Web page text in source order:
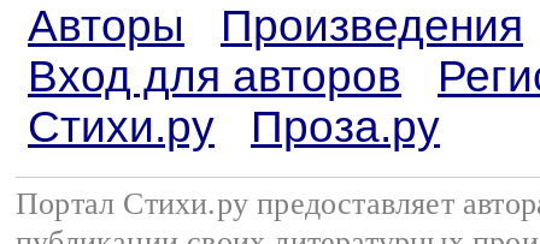
Авторы
Произведения
Вход для авторов
Стихи.ру
Проза.ру
Портал Стихи.ру предоставляет